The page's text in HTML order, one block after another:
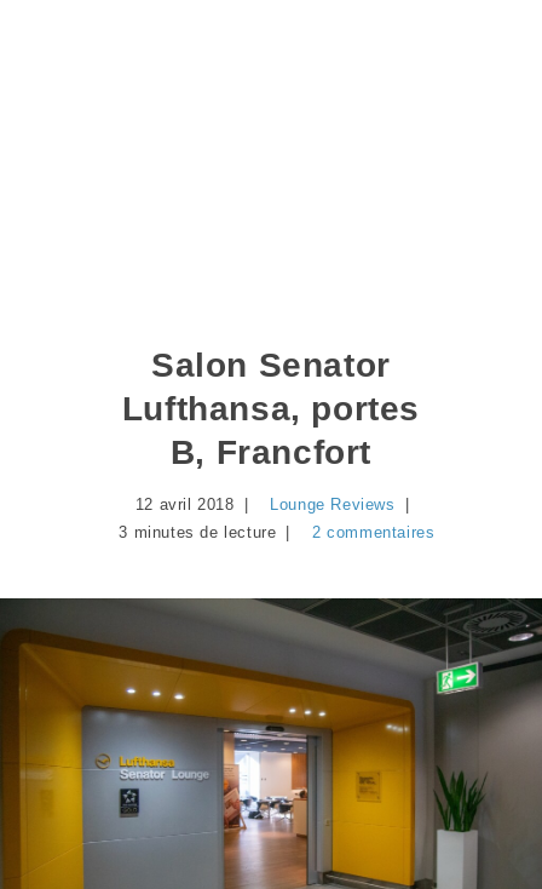
Salon Senator
Lufthansa, portes
B, Francfort
12 avril 2018
Lounge Reviews
3 minutes de lecture
2 commentaires